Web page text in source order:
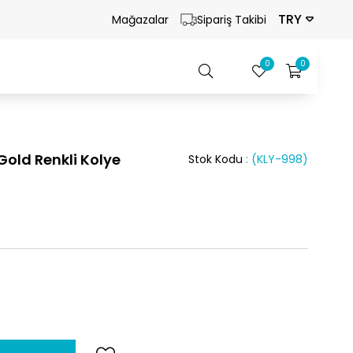
Mağazalar Sipariş Takibi TRY
0
0
Renkli Kolye (KLY-998)
Stok Kodu